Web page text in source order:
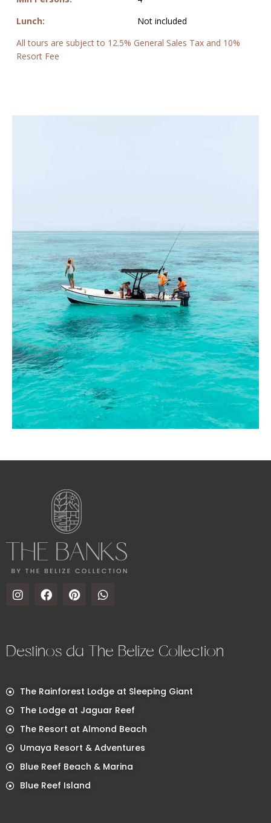
Lunch:
Not included
All tours are subject to 12.5% General Sales Tax and 10%
Resort Fee
Destinos da The Belize Collection
The Rainforest Lodge at Sleeping Giant
The Lodge at Jaguar Reef
The Resort at Almond Beach
Umaya Resort & Adventures
Blue Reef Beach & Marina
Blue Reef Island